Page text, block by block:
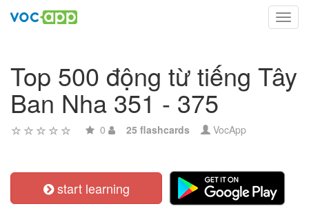
Top 500 động từ tiếng Tây
Ban Nha 351 - 375
0 25 flashcards VocApp
start learning